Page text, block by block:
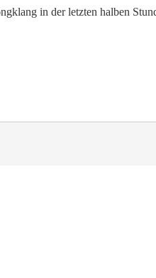
in der letzten halben